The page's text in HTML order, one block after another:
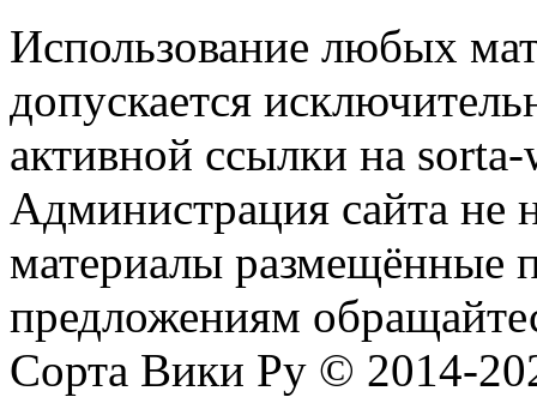
Использование любых
допускается
активной ссылки на
Администрация сайта не
материалы размещённые
предложениям
Сорта Вики Ру © 2014-